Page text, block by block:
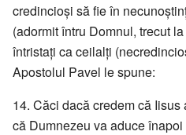
credincioşi să fie în
(adormit întru Domnul, trecut
întristaţi ca ceilalţi
Apostolul Pavel le spune:
14. Căci dacă credem că
că Dumnezeu va aduce